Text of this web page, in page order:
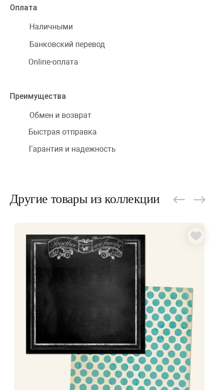
Оплата
Наличными
Банковский перевод
Online-оплата
Преимущества
Обмен и возврат
Быстрая отправка
Гарантия и надежность
Другие товары из коллекции